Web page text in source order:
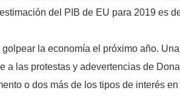
del PIB de EU para 2019 es
la economía el próximo año.
a las protestas y adevertencias de
o dos más de los tipos de interés